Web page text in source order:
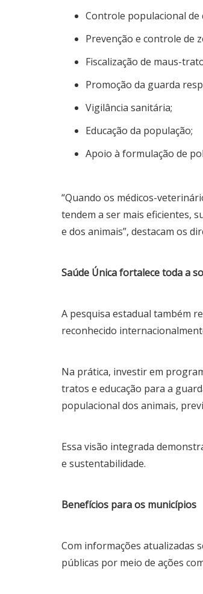
Controle populacional de
Prevenção e controle de
Fiscalização de maus-
Promoção da guarda
Vigilância sanitária;
Educação da população;
Apoio à formulação de
“Quando os médicos-
tendem a ser mais eficientes,
e dos animais”, destacam os
Saúde Única fortalece toda a
A pesquisa estadual também
reconhecido
Na prática, investir em
tratos e educação para a
populacional dos animais,
Essa visão integrada
e sustentabilidade.
Benefícios para os municípios
Com informações atualizadas
públicas por meio de ações
Aula da Semana
5 de agosto de 2026